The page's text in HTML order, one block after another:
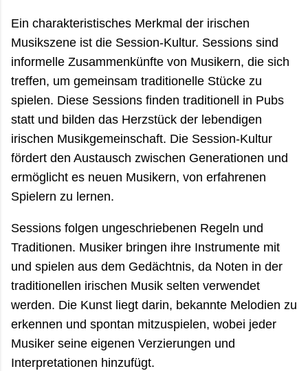
Ein charakteristisches Merkmal der irischen
Musikszene ist die Session-Kultur. Sessions sind
informelle Zusammenkünfte von Musikern, die sich
treffen, um gemeinsam traditionelle Stücke zu
spielen. Diese Sessions finden traditionell in Pubs
statt und bilden das Herzstück der lebendigen
irischen Musikgemeinschaft. Die Session-Kultur
fördert den Austausch zwischen Generationen und
ermöglicht es neuen Musikern, von erfahrenen
Spielern zu lernen.
Sessions folgen ungeschriebenen Regeln und
Traditionen. Musiker bringen ihre Instrumente mit
und spielen aus dem Gedächtnis, da Noten in der
traditionellen irischen Musik selten verwendet
werden. Die Kunst liegt darin, bekannte Melodien zu
erkennen und spontan mitzuspielen, wobei jeder
Musiker seine eigenen Verzierungen und
Interpretationen hinzufügt.